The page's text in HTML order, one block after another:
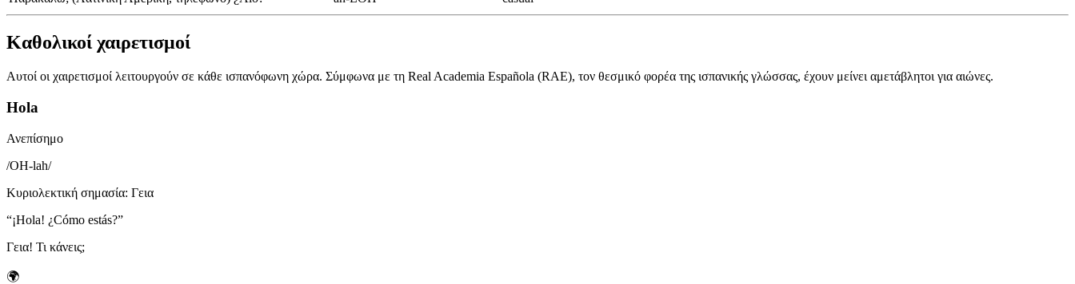
Καθολικοί χαιρετισμοί
Αυτοί οι χαιρετισμοί λειτουργούν σε κάθε ισπανόφωνη χώρα. Σύμφωνα με τη Real Academia Española (RAE), τον θεσμικό φορέα της ισπανικής γλώσσας, έχουν μείνει αμετάβλητοι για αιώνες.
Hola
Ανεπίσημο
/OH-lah/
Κυριολεκτική σημασία: Γεια
“¡Hola! ¿Cómo estás?”
Γεια! Τι κάνεις;
🌍